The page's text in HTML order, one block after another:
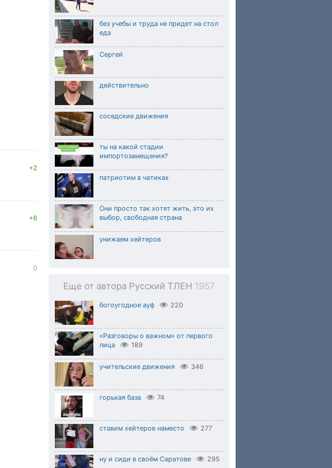
без учебы и труда не придет на стол
еда
Сергей
действительно
соседские движения
ты на какой стадии
импортозамещения?
патриотим в чатиках
Они просто так хотят жить, это их
выбор, свободная страна
унижаем хейтеров
Еще от автора Русский ТЛЕН 1957
богоугодное ауф 220
«Разговоры о важном» от первого
лица
189
учительские движения 346
горькая база 74
ставим хейтеров наместо 277
ну и сиди в своём Саратове 295
+2
+6
0